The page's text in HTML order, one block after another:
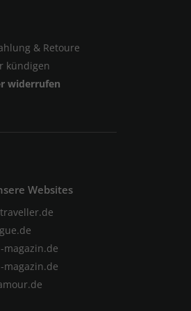
& Retoure
kündigen
widerrufen
Websites
magazin.de
magazin.de